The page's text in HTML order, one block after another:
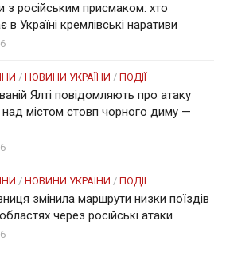
з російським присмаком: хто
в Україні кремлівські наративи
/ НОВИНИ УКРАЇНИ / ПОДІЇ
Ялті повідомляють про атаку
над містом стовп чорного диму —
/ НОВИНИ УКРАЇНИ / ПОДІЇ
змінила маршрути низки поїздів
через російські атаки